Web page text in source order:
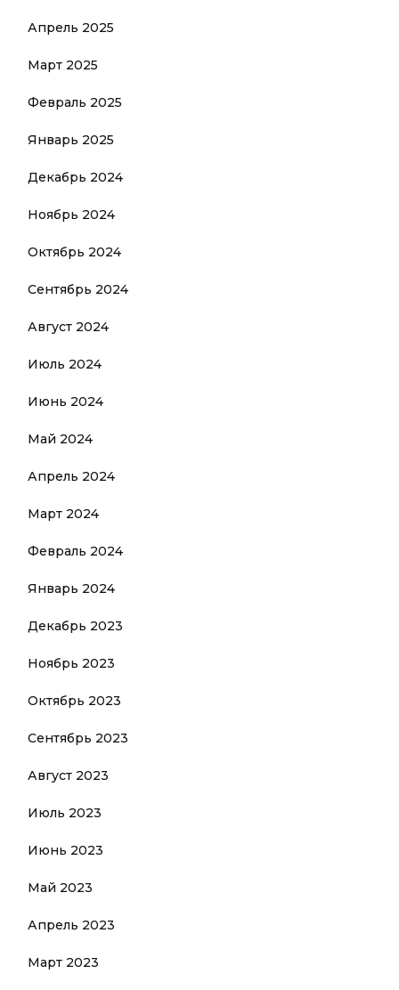
Апрель 2025
Март 2025
Февраль 2025
Январь 2025
Декабрь 2024
Ноябрь 2024
Октябрь 2024
Сентябрь 2024
Август 2024
Июль 2024
Июнь 2024
Май 2024
Апрель 2024
Март 2024
Февраль 2024
Январь 2024
Декабрь 2023
Ноябрь 2023
Октябрь 2023
Сентябрь 2023
Август 2023
Июль 2023
Июнь 2023
Май 2023
Апрель 2023
Март 2023